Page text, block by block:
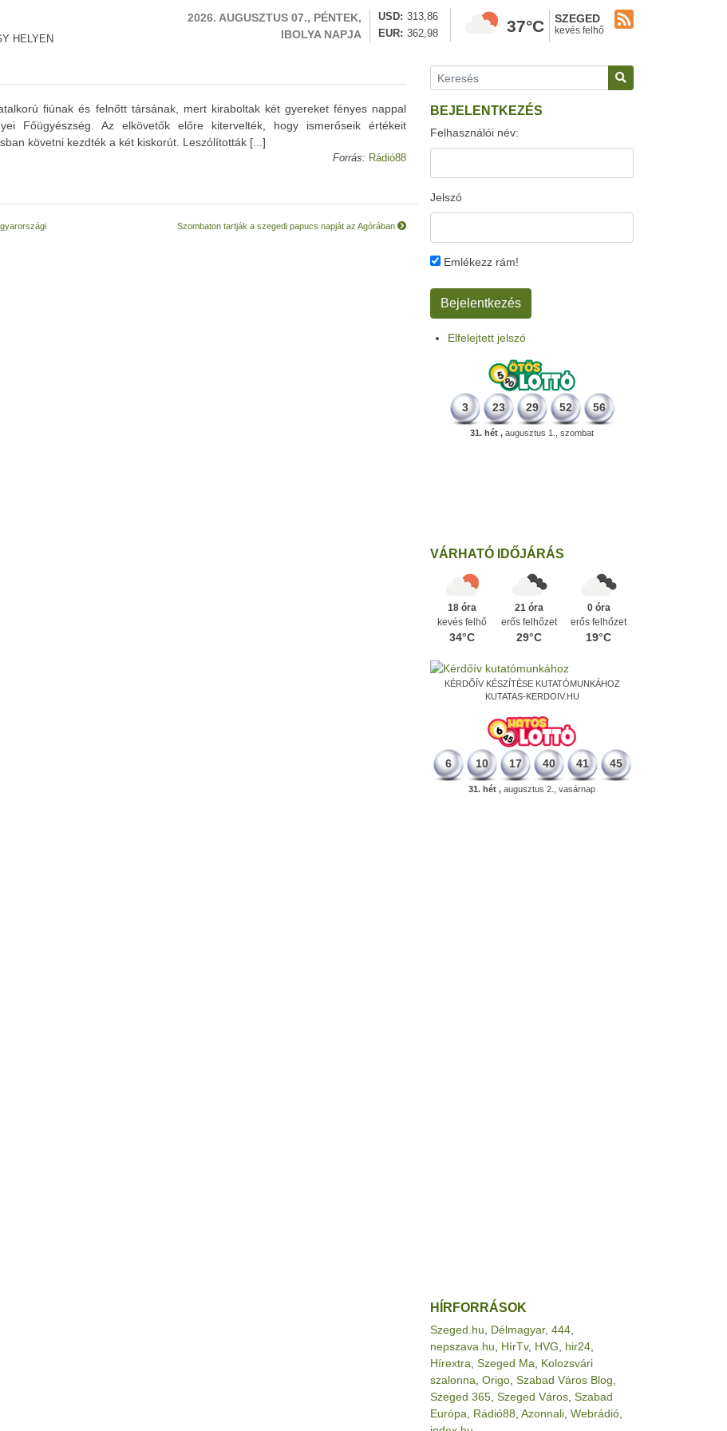
HELYEN
2026. AUGUSZTUS 07., PÉNTEK,
IBOLYA NAPJA
USD
313,86
EUR
362,98 37°C SZEGED
kevés felhő
fiúnak és felnőtt társának, mert kiraboltak két gyereket fényes nappal
Főügyészség. Az elkövetők előre kitervelték, hogy ismerőseik értékeit
követni kezdték a két kiskorút. Leszólították [...]
Forrás: Rádió88
Szombaton tartják a szegedi papucs napját az Agórában
BEJELENTKEZÉS
Felhasználói név:
Jelszó
Emlékezz rám!
Elfelejtett jelszó
3 23 29 52 56
31. hét , augusztus 1., szombat
VÁRHATÓ IDŐJÁRÁS
18 óra
kevés felhő
34°C
21 óra
erős felhőzet
29°C
0 óra
erős felhőzet
19°C
KÉRDŐÍV KÉSZÍTÉSE KUTATÓMUNKÁHOZ
KUTATAS-KERDOIV.HU
6 10 17 40 41 45
31. hét , augusztus 2., vasárnap
HÍRFORRÁSOK
Szeged.hu Délmagyar, 444
nepszava.hu
HírTv, HVG hir24
Hírextra Szeged Ma
Kolozsvári
szalonna Origo Szabad Város Blog
Szeged 365 Szeged Város Szabad
Európa
Rádió88 Azonnali Webrádió